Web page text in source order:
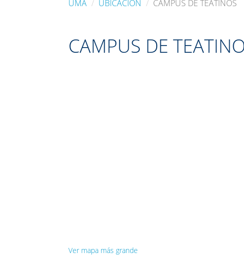
UMA UBICACIÓN CAMPUS DE TEATINOS
CAMPUS DE
Ver mapa más grande